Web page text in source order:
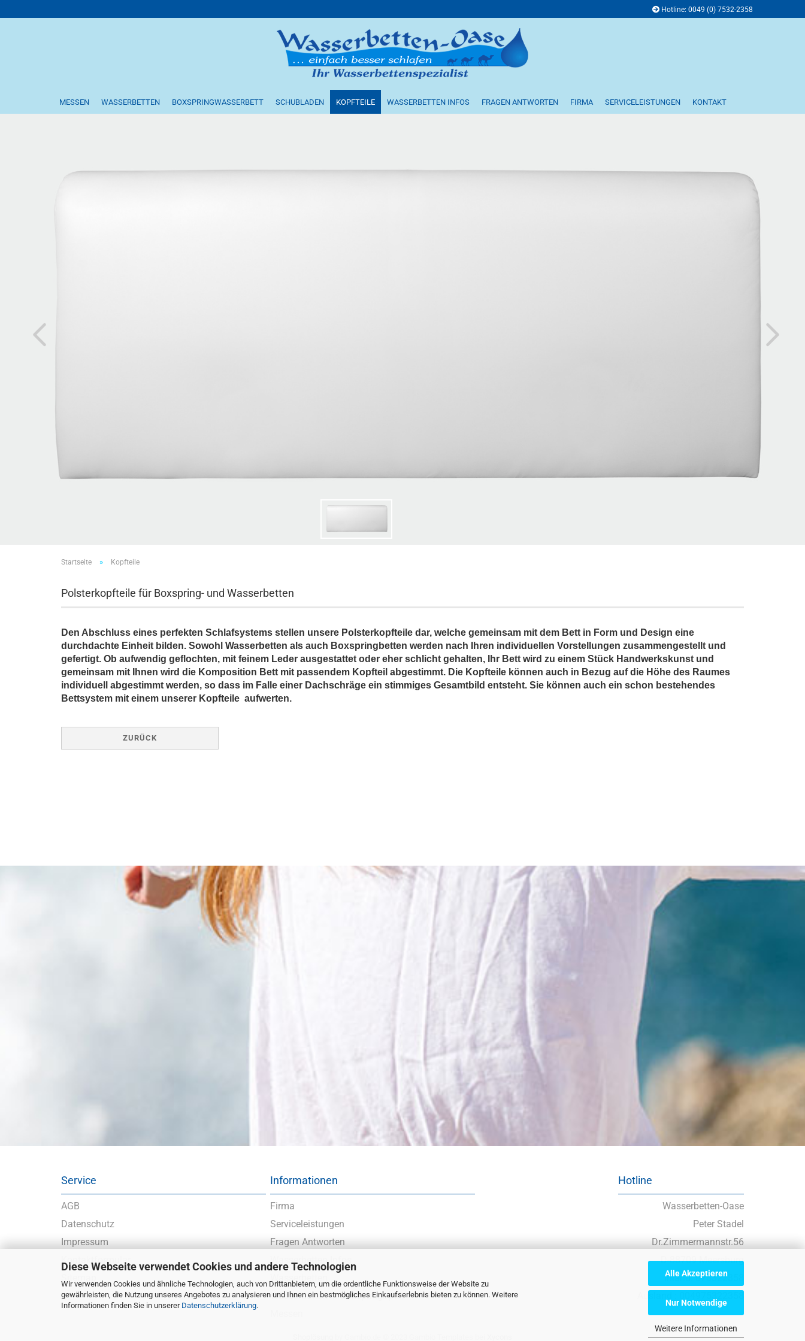
Diese Webseite verwendet Cookies und andere Technologien
Wir verwenden Cookies und ähnliche Technologien, auch von Drittanbietern, um die ordentliche Funktionsweise der Website zu
gewährleisten, die Nutzung unseres Angebotes zu analysieren und Ihnen ein bestmögliches Einkaufserlebnis bieten zu können. Weitere
Informationen finden Sie in unserer Datenschutzerklärung.
Alle Akzeptieren
Nur Notwendige
Weitere Informationen
Hotline: 0049 (0) 7532-2358
MESSEN WASSERBETTEN BOXSPRINGWASSERBETT SCHUBLADEN KOPFTEILE WASSERBETTEN INFOS FRAGEN ANTWORTEN FIRMA SERVICELEISTUNGEN KONTAKT
Startseite » Kopfteile
Polsterkopfteile für Boxspring- und Wasserbetten
Den Abschluss eines perfekten Schlafsystems stellen unsere Polsterkopfteile dar, welche gemeinsam mit dem Bett in Form und Design eine
durchdachte Einheit bilden. Sowohl Wasserbetten als auch Boxspringbetten werden nach Ihren individuellen Vorstellungen zusammengestellt und
gefertigt. Ob aufwendig geflochten, mit feinem Leder ausgestattet oder eher schlicht gehalten, Ihr Bett wird zu einem Stück Handwerkskunst und
gemeinsam mit Ihnen wird die Komposition Bett mit passendem Kopfteil abgestimmt. Die Kopfteile können auch in Bezug auf die Höhe des Raumes
individuell abgestimmt werden, so dass im Falle einer Dachschräge ein stimmiges Gesamtbild entsteht. Sie können auch ein schon bestehendes
Bettsystem mit einem unserer Kopfteile aufwerten.
ZURÜCK
Service
AGB
Datenschutz
Impressum
Kontaktformular
Sitemap
Informationen
Firma
Serviceleistungen
Fragen Antworten
Wasserbetten Infos
Wasserbetten
Wasserbetten in Boxspringoptik
Hotline
Wasserbetten-Oase
Peter Stadel
Dr.Zimmermannstr.56
D-88709 Meersburg
Inland: 075322358